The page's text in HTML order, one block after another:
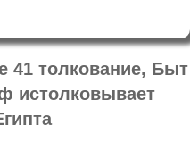
41 толкование, Быт
истолковывает